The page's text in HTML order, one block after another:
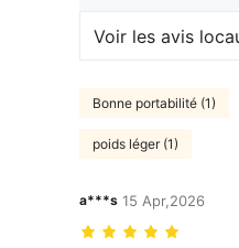
Voir les avis
Bonne portabilité (1)
poids léger (1)
a***s 15 Apr,2026